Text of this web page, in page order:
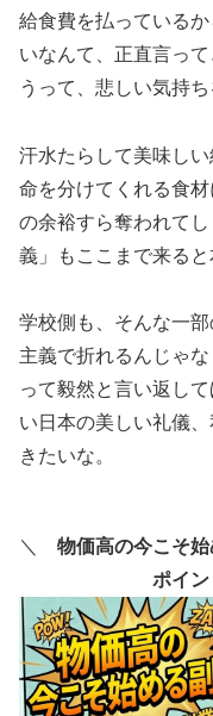
給食費を払っている
いなんて、正直言っ
うって、悲しい気持
汗水たらして美味し
命を分けてくれる食
の余裕すら奪われて
義」もここまで来ると
学校側も、そんな一
主義で折れるんじゃ
って毅然と言い返し
い日本の美しい礼儀
きたいな。
＼ 物価高の今こそ
ポイ